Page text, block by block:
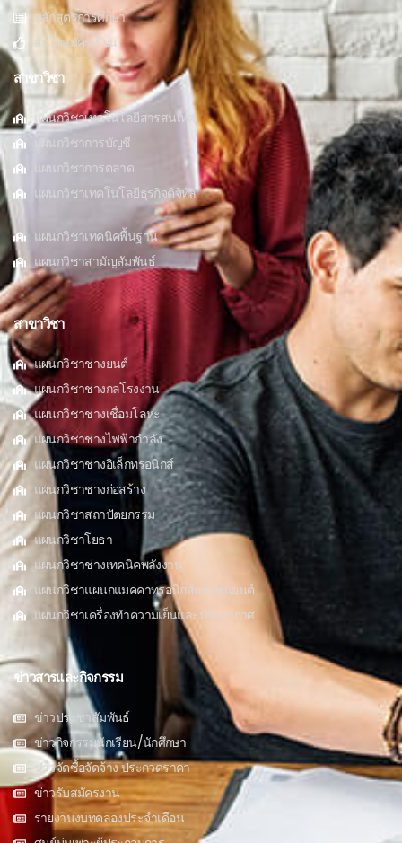
หลักสูตรการศึกษา
สนใจสมัครเรียน
สาขาวิชา
แผนกวิชาเทคโนโลยีสารสนเทศ
แผนกวิชาการบัญชี
แผนกวิชาการตลาด
แผนกวิชาเทคโนโลยีธุรกิจดิจิทัล
แผนกวิชาเทคนิคพื้นฐาน
แผนกวิชาสามัญสัมพันธ์
สาขาวิชา
แผนกวิชาช่างยนต์
แผนกวิชาช่างกลโรงงาน
แผนกวิชาช่างเชื่อมโลหะ
แผนกวิชาช่างไฟฟ้ากำลัง
แผนกวิชาช่างอิเล็กทรอนิกส์
แผนกวิชาช่างก่อสร้าง
แผนกวิชาสถาปัตยกรรม
แผนกวิชาโยธา
แผนกวิชาช่างเทคนิคพลังงาน
แผนกวิชาแผนกแมคคาทรอนิกส์และหุ่นยนต์
แผนกวิชาเครื่องทำความเย็นและปรับอากาศ
ข่าวสารและกิจกรรม
ข่าวประชาสัมพันธ์
ข่าวกิจกรรมนักเรียน/นักศึกษา
ข่าวจัดซื้อจัดจ้าง ประกวดราคา
ข่าวรับสมัครงาน
รายงานงบทดลองประจำเดือน